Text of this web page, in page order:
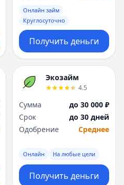
Онлайн займ
Круглосуточно
Получить деньги
Экозайм
4.5
Сумма
до 30 000 ₽
Срок
до 30 дней
Одобрение
Среднее
Онлайн На любые цели
Получить деньги